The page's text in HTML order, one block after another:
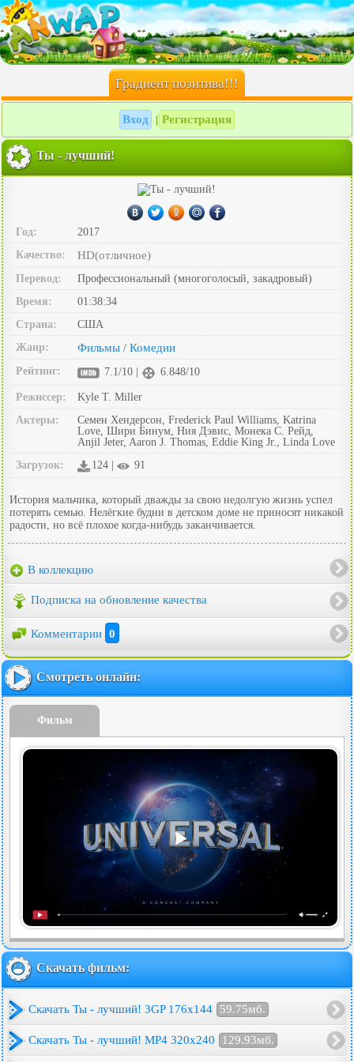
Градиент позитива!!!
Вход Регистрация
Ты - лучший!
Год:
2017
Качество:
HD(отличное)
Перевод:
Профессиональный (многоголосый, закадровый)
Время:
01:38:34
Страна:
США
Жанр:
Фильмы / Комедии
Рейтинг: 7.1/10 | 6.848/10
Режиссер:
Kyle T. Miller
Актеры:
Семен Хендерсон, Frederick Paul Williams, Katrina
Love, Шири Бинум, Ния Дэвис, Монека С. Рейд,
Anjil Jeter, Aaron J. Thomas, Eddie King Jr., Linda Love
Загрузок:
124 | 91
История мальчика, который дважды за свою недолгую жизнь успел
потерять семью. Нелёгкие будни в детском доме не приносят никакой
радости, но всё плохое когда-нибудь заканчивается.
В коллекцию
Подписка на обновление качества
Комментарии 0
Смотреть онлайн:
Фильм
Скачать фильм:
Скачать Ты - лучший! 3GP 176x144 59.75мб.
Скачать Ты - лучший! MP4 320x240 129.93мб.